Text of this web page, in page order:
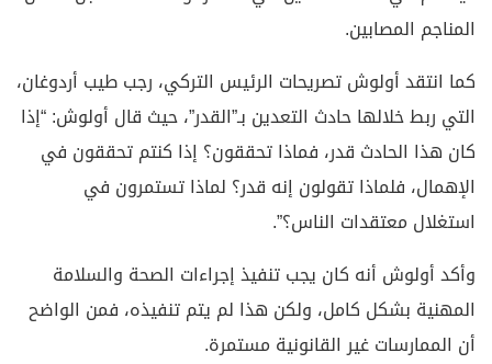
المناجم المصابين.
كما انتقد أولوش تصريحات الرئيس التركي، رجب طيب أردوغان،
التي ربط خلالها حادث التعدين بـ”القدر”، حيث قال أولوش: “إذا
كان هذا الحادث قدر، فماذا تحققون؟ إذا كنتم تحققون في
الإهمال، فلماذا تقولون إنه قدر؟ لماذا تستمرون في
استغلال معتقدات الناس؟”.
وأكد أولوش أنه كان يجب تنفيذ إجراءات الصحة والسلامة
المهنية بشكل كامل، ولكن هذا لم يتم تنفيذه، فمن الواضح
أن الممارسات غير القانونية مستمرة.